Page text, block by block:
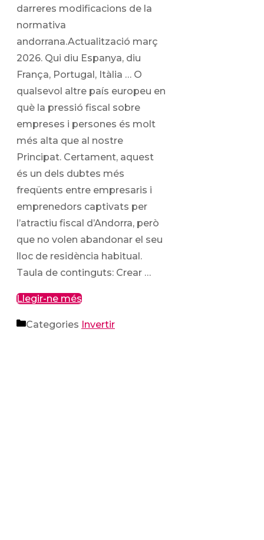
darreres modificacions de la
normativa
andorrana.Actualització març
2026. Qui diu Espanya, diu
França, Portugal, Itàlia … O
qualsevol altre país europeu en
què la pressió fiscal sobre
empreses i persones és molt
més alta que al nostre
Principat. Certament, aquest
és un dels dubtes més
freqüents entre empresaris i
emprenedors captivats per
l’atractiu fiscal d’Andorra, però
que no volen abandonar el seu
lloc de residència habitual.
Taula de continguts: Crear …
Llegir-ne més
Categories Invertir